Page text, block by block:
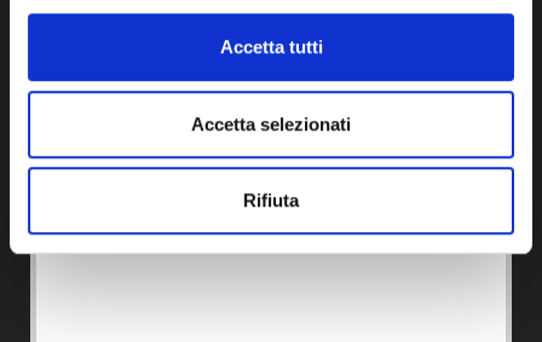
Accetta tutti
Accetta selezionati
Rifiuta